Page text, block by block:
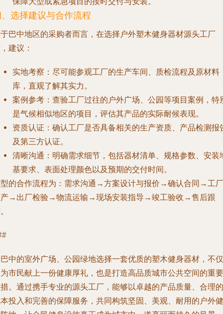
选择建议与合作流程
巴中地区的采购者而言，在选择户外塑木健身器材源头工厂
建议：
实地考察 ：尽可能参观工厂的生产车间、质检流程及原材料
库，直观了解其实力。
案例参考 ：查验工厂过往的户外广场、公园等项目案例，特
是气候相似地区的项目，评估其产品的实际耐候表现。
资质认证 ：确认工厂是否具备相关的生产资质、产品检测报
及第三方认证。
清晰沟通 ：明确需求细节，包括器材清单、规格参数、安装
基要求、表面处理颜色以及预期的交付时间。
的合作流程为：需求沟通→方案设计与报价→确认合同→工厂
→出厂检验→物流运输→现场安装指导→竣工验收→售后跟
中的室外广场、公园绿地选择一套优质的塑木健身器材，不仅
市民献上一份健康厚礼，也是打造高品质城市公共空间的重要
。通过携手专业的源头工厂，能够以卓越的产品质量、合理的
投入和完善的保障服务，共同构筑坚固、美观、耐用的户外健